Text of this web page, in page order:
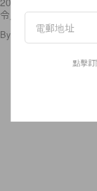
令人匪夷所思呢？我
By /2014年7月21日
點擊